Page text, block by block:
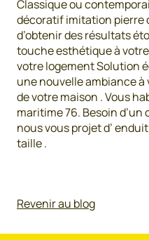
Classique ou
décoratif imitation pierre
d’obtenir des résultats
touche esthétique à
votre logement Solution
une nouvelle ambiance
de votre maison . Vous
maritime 76. Besoin
nous vous projet d’
taille .
Revenir au blog